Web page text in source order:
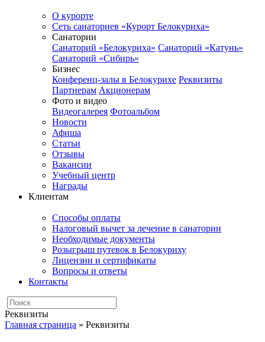
О курорте
Сеть санаториев «Курорт Белокуриха»
Санатории
Санаторий «Белокуриха» Санаторий «Катунь»
Санаторий «Сибирь»
Бизнес
Конференц-залы в Белокурихе Реквизиты
Партнерам Акционерам
Фото и видео
Видеогалерея Фотоальбом
Новости
Афиша
Статьи
Отзывы
Вакансии
Учебный центр
Награды
Клиентам
Способы оплаты
Налоговый вычет за лечение в санатории
Необходимые документы
Розыгрыш путевок в Белокуриху
Лицензии и сертификаты
Вопросы и ответы
Контакты
Реквизиты
Главная страница » Реквизиты